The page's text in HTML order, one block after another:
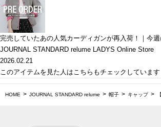
完売していたあの人気カーディガンが再入荷！｜今
JOURNAL STANDARD relume LADYS Online Store
2026.02.21
このアイテムを見た人はこちらもチェックしています
HOME JOURNAL STANDARD relume 帽子 キャップ